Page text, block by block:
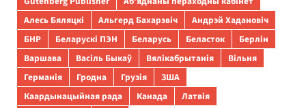
Алесь Бяляцкі
Альгерд Бахарэвіч
Андрэй Хадановіч
БНР
Беларускі ПЭН Беларусь Беласток
Берлін
Варшава
Васіль Быкаў Вялікабрытанія
Вільня
Германія
Гродна Грузія
ЗША
Каардынацыйная рада
Канада
Латвія